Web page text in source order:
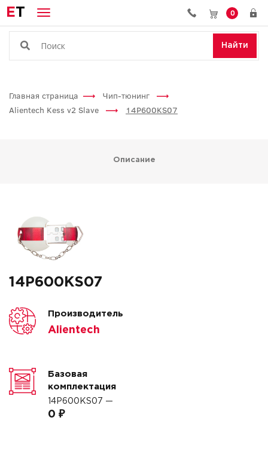
ET 0
Найти
Главная страница
Чип-тюнинг
Alientech Kess v2 Slave
14P600KS07
Описание
14P600KS07
Производитель
Alientech
Базовая
комплектация
14P600KS07 —
0 ₽